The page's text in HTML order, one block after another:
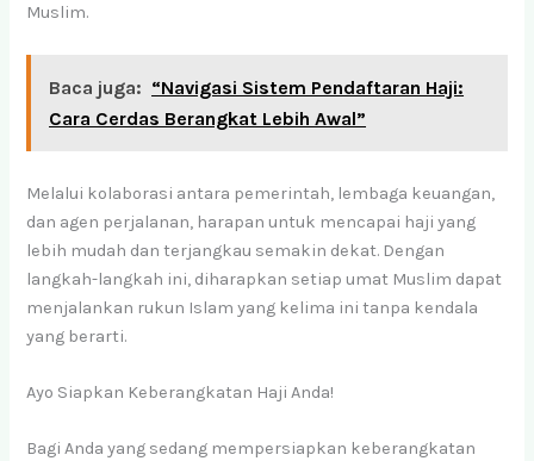
Muslim.
Baca juga: “Navigasi Sistem Pendaftaran Haji:
Cara Cerdas Berangkat Lebih Awal”
Melalui kolaborasi antara pemerintah, lembaga keuangan,
dan agen perjalanan, harapan untuk mencapai haji yang
lebih mudah dan terjangkau semakin dekat. Dengan
langkah-langkah ini, diharapkan setiap umat Muslim dapat
menjalankan rukun Islam yang kelima ini tanpa kendala
yang berarti.
Ayo Siapkan Keberangkatan Haji Anda!
Bagi Anda yang sedang mempersiapkan keberangkatan